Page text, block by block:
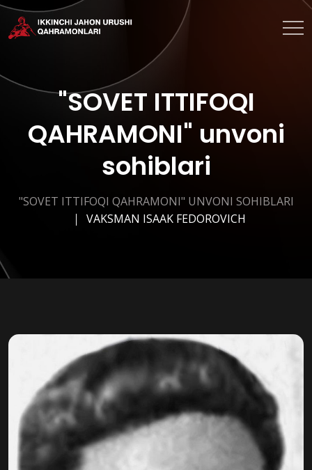
"SOVET ITTIFOQI
QAHRAMONI" unvoni
sohiblari
"SOVET ITTIFOQI QAHRAMONI" UNVONI SOHIBLARI
VAKSMAN ISAAK FEDOROVICH